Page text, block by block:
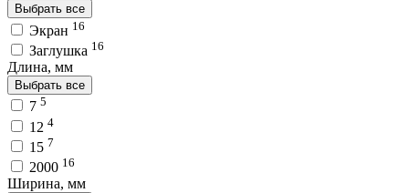
Выбрать все
Экран 16
Заглушка 16
Длина, мм
Выбрать все
7 5
12 4
15 7
2000 16
Ширина, мм